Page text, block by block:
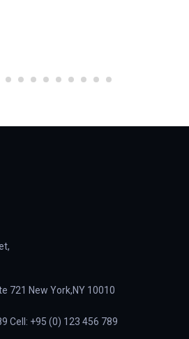
721 New York,NY 10010
Cell: +95 (0) 123 456 789